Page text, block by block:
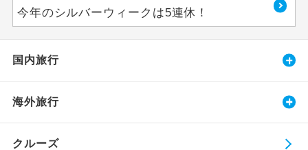
今年のシルバーウィークは5連休！
国内旅行
海外旅行
クルーズ